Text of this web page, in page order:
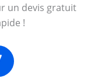
un devis gratuit
!